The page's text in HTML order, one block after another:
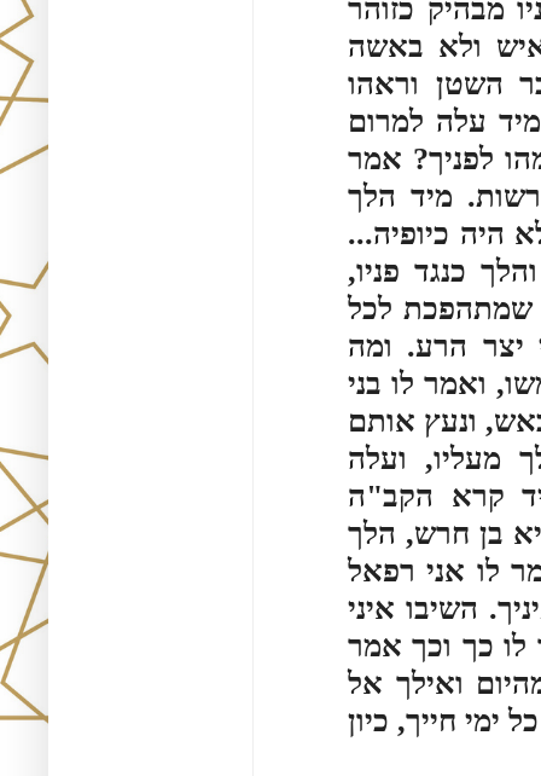
מבהיק כזוהר
ולא באשה
השטן וראהו
עלה למרום
לפניך? אמר
מיד הלך
היה כיופיה...
כנגד פניו,
שמתהפכת לכל
יצר הרע. ומה
ואמר לו בני
ונעץ אותם
מעליו, ועלה
קרא הקב"ה
בן חרש, הלך
לו אני רפאל
השיבו איני
כך וכך אמר
ואילך אל
חייך, כיון